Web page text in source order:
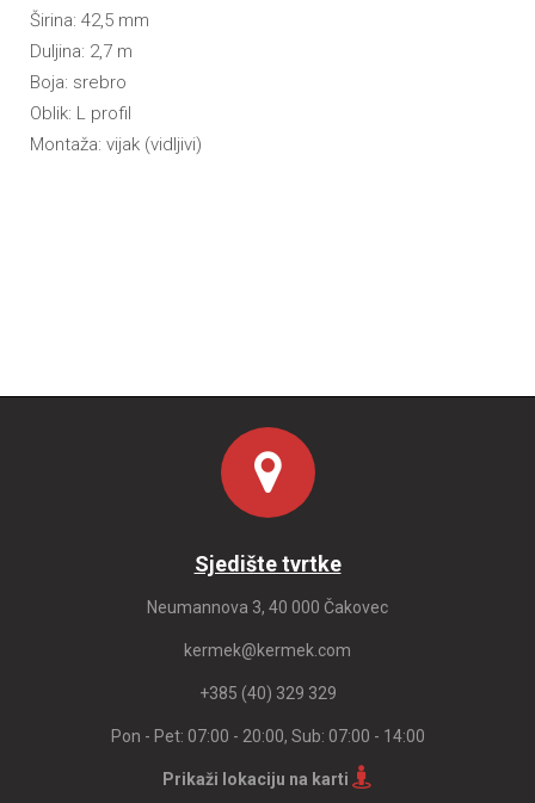
Širina: 42,5 mm
Duljina: 2,7 m
Boja: srebro
Oblik: L profil
Montaža: vijak (vidljivi)
Sjedište tvrtke
Neumannova 3, 40 000 Čakovec
kermek@kermek.com
+385 (40) 329 329
Pon - Pet: 07:00 - 20:00, Sub: 07:00 - 14:00
Prikaži lokaciju na karti